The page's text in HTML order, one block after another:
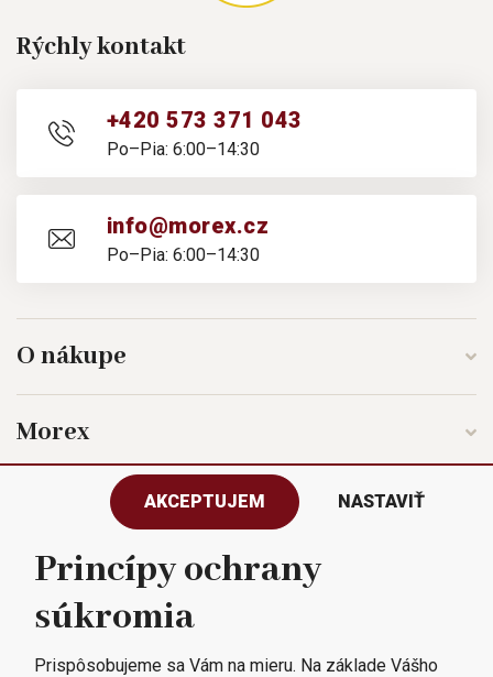
Rýchly kontakt
+420 573 371 043
Po–Pia: 6:00–14:30
info@morex.cz
Po–Pia: 6:00–14:30
O nákupe
Morex
Sledujte nás
Všetky práva vyhradené © 2023
Morex, spol. s r.o.
AKCEPTUJEM NASTAVIŤ
Princípy ochrany
súkromia
Prispôsobujeme sa Vám na mieru. Na základe Vášho